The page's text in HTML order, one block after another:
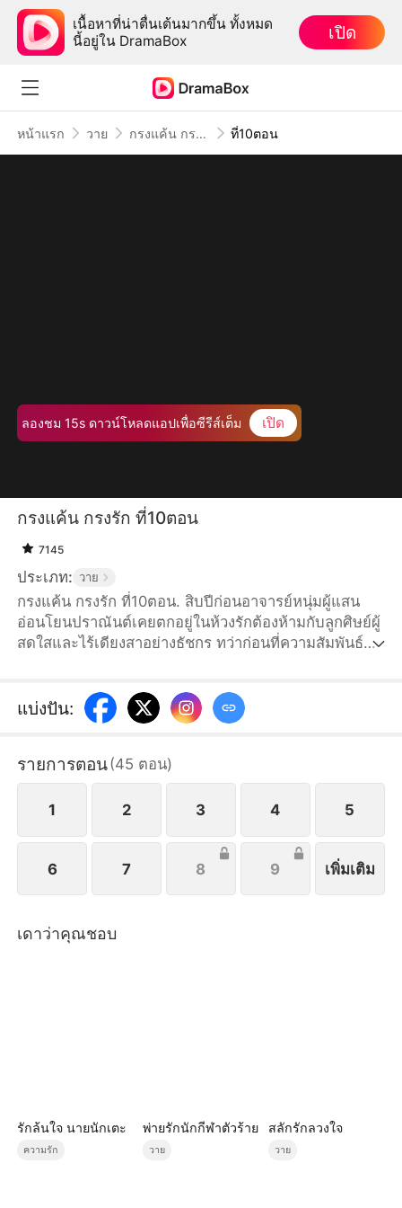
เนื้อหาที่น่าตื่นเต้นมากขึ้น ทั้งหมด
นี้อยู่ใน DramaBox
เปิด
หน้าแรก วาย กรงแค้น กรงรัก ที่10ตอน
ลองชม 15s ดาวน์โหลดแอปเพื่อซีรีส์เต็ม เปิด
กรงแค้น กรงรัก ที่10ตอน
7145
ประเภท: วาย
กรงแค้น กรงรัก ที่10ตอน. สิบปีก่อนอาจารย์หนุ่มผู้แสน
อ่อนโยนปราณันต์เคยตกอยู่ในห้วงรักต้องห้ามกับลูกศิษย์ผู้
สดใสและไร้เดียงสาอย่างธัชกร ทว่าก่อนที่ความสัมพันธ์จะ
อีกครั้ง—ทว่าคราวนี้ เขาแต่งงานเข้าตระกูลใหญ่ กลาย
เป็นสามีคนใหม่ของบิดาของธัชกร ระหว่างความรักและ
ไม่?
แบ่งปัน:
รายการตอน(45 ตอน)
1 2 3 4 5
6 7 8 9 เพิ่มเติม
เดาว่าคุณชอบ
รักล้นใจ นายนักเตะ
ความรัก
พ่ายรักนักกีฬาตัวร้าย
วาย
สลักรักลวงใจ
วาย